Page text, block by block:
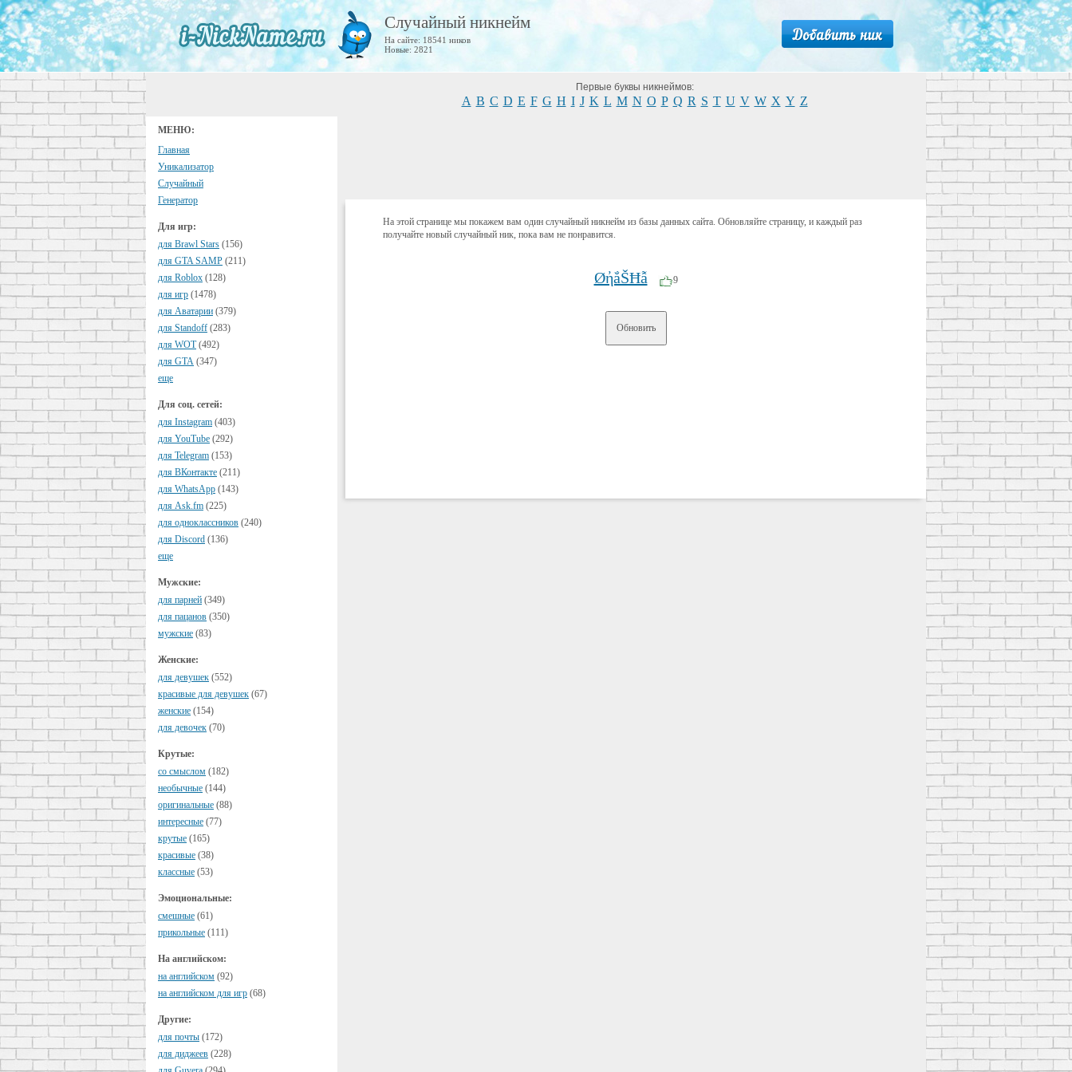
Случайный никнейм
На сайте: 18541 ников
Новые: 2821
МЕНЮ:
Главная
Уникализатор
Случайный
Генератор
Для игр:
для Brawl Stars (156)
для GTA SAMP (211)
для Roblox (128)
для игр (1478)
для Аватарии (379)
для Standoff (283)
для WOT (492)
для GTA (347)
еще
Для соц. сетей:
для Instagram (403)
для YouTube (292)
для Telegram (153)
для ВКонтакте (211)
для WhatsApp (143)
для Ask.fm (225)
для одноклассников (240)
для Discord (136)
еще
Мужские:
для парней (349)
для пацанов (350)
мужские (83)
Женские:
для девушек (552)
красивые для девушек (67)
женские (154)
для девочек (70)
Крутые:
cо смыслом (182)
необычные (144)
оригинальные (88)
интересные (77)
крутые (165)
красивые (38)
классные (53)
Эмоциональные:
смешные (61)
прикольные (111)
На английском:
на английском (92)
на английском для игр (68)
Другие:
для почты (172)
для диджеев (228)
Первые буквы никнеймов:
A B C D E F G H I J K L M N O P Q R S T U V W X Y Z
На этой странице мы покажем вам один случайный никнейм из базы данных сайта. Обновляйте страницу, и каждый раз
получайте новый случайный ник, пока вам не понравится.
ØἠắŠĦẫ 9